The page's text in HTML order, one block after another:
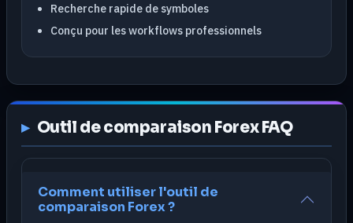
Recherche rapide de symboles
Conçu pour les workflows professionnels
Outil de comparaison Forex FAQ
Comment utiliser l'outil de
comparaison Forex ?